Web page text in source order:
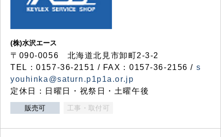
(株)水沢エース
〒090-0056 北海道北見市卸町2-3-2
TEL：0157-36-2151 / FAX：0157-36-2156 / s
youhinka@saturn.p1p1a.or.jp
定休日：日曜日・祝祭日・土曜午後
販売可 工事・取付可